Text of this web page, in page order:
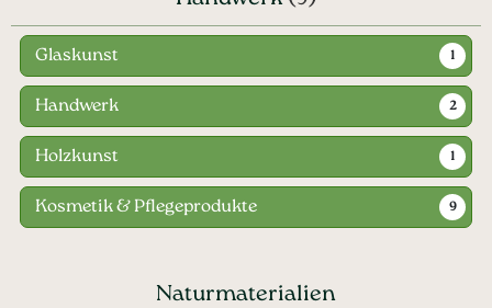
Glaskunst 1
Handwerk 2
Holzkunst 1
Kosmetik & Pflegeprodukte 9
Naturmaterialien